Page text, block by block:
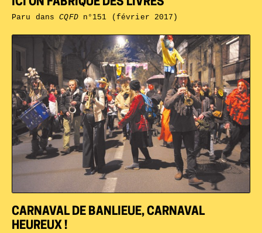
CARNAVAL DE BANLIEUE, CARNAVAL
HEUREUX !
ICI ON FABRIQUE DES LIVRES
Paru dansCQFDn°151 (février 2017)